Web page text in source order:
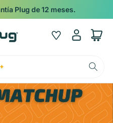
Plug de 12 meses.
Wishlist
Iniciar
sesión
Carrito
✦